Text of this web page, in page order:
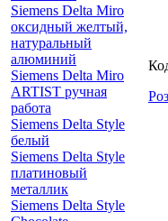
Siemens Delta Miro
оксидный желтый,
натуральный
алюминий
Siemens Delta Miro
ARTIST ручная
работа
Siemens Delta Style
белый
Siemens Delta Style
платиновый
металлик
Siemens Delta Style